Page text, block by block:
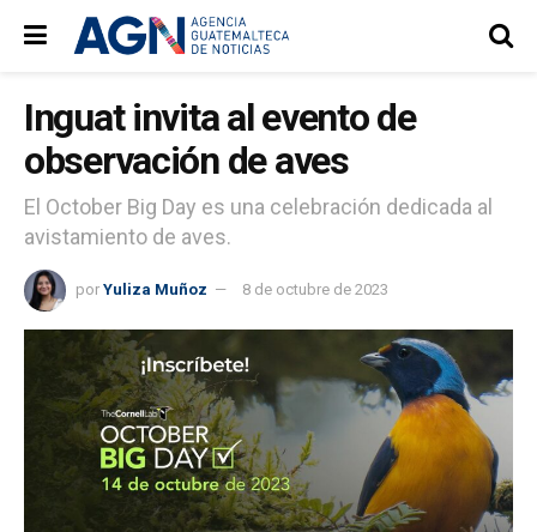
Inguat invita al evento de
observación de aves
El October Big Day es una celebración dedicada al
avistamiento de aves.
por Yuliza Muñoz 8 de octubre de 2023